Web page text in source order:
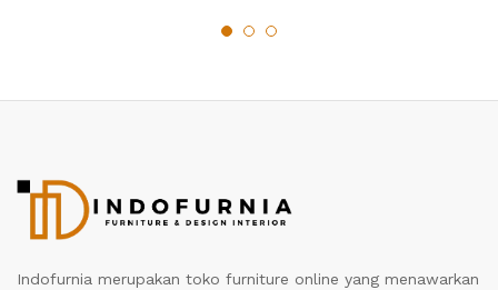
Indofurnia merupakan toko furniture online yang menawarkan